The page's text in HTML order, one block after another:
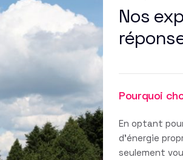
Nos
Pourquoi
En optant
d'énergie
seulement